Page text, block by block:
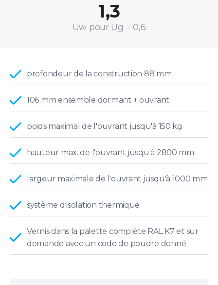
1,3
Uw pour Ug = 0,6
profondeur de la construction 88 mm
106 mm ensemble dormant + ouvrant
poids maximal de l'ouvrant jusqu'à 150 kg
hauteur max. de l'ouvrant jusqu'à 2800 mm
largeur maximale de l'ouvrant jusqu'à 1000 mm
système d'isolation thermique
Vernis dans la palette complète RAL K7 et sur
demande avec un code de poudre donné